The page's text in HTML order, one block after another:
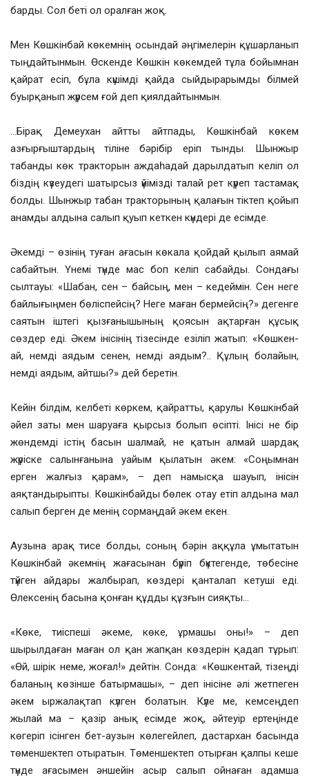
барды. Сол беті ол оралған жоқ.
Мен Көшкінбай көкемнің осындай әңгімелерін құшарланып
тыңдайтынмын. Өскенде Көшкін көкемдей тұла бойымнан
қайрат есіп, бұла күшімді қайда сыйдырарымды білмей
буырқанып жүрсем ғой деп қиялдайтынмын.
…Бірақ Демеухан айтты айтпады, Көшкінбай көкем
азғырғыштардың тіліне бәрібір еріп тынды. Шынжыр
табанды көк тракторын аждаһадай дарылдатып келіп ол
біздің күзеудегі шатырсыз үйімізді талай рет күреп тастамақ
болды. Шынжыр табан тракторының қалағын тіктеп қойып
анамды алдына салып қуып кеткен күндері де есімде.
Әкемді – өзінің туған ағасын көкала қойдай қылып аямай
сабайтын. Үнемі түнде мас боп келіп сабайды. Сондағы
сылтауы: «Шабан, сен – байсың, мен – кедеймін. Сен неге
байлығыңмен бөліспейсің? Неге маған бермейсің?» дегенге
саятын іштегі қызғанышының қоясын ақтарған құсық
сөздер еді. Әкем інісінің тізесінде езіліп жатып: «Көшкен-
ай, немді аядым сенен, немді аядым?.. Құлың болайын,
немді аядым, айтшы?» дей беретін.
Кейін білдім, келбеті көркем, қайратты, қарулы Көшкінбай
әйел заты мен шаруаға қырсыз болып өсіпті. Інісі не бір
жөндемді істің басын шалмай, не қатын алмай шардақ
жүріске салынғанына уайым қылатын әкем: «Соңымнан
ерген жалғыз қарам», – деп намысқа шауып, інісін
аяқтандырыпты. Көшкінбайды бөлек отау етіп алдына мал
салып берген де менің сормаңдай әкем екен.
Аузына арақ тисе болды, соның бәрін аққұла ұмытатын
Көшкінбай әкемнің жағасынан бүріп бүктегенде, төбесіне
түйген айдары жалбырап, көздері қанталап кетуші еді.
Өлексенің басына қонған құдды құзғын сияқты…
«Көке, тиіспеші әкеме, көке, ұрмашы оны!» – деп
шырылдаған маған ол қан жапқан көздерін қадап тұрып:
«Өй, шірік неме, жоғал!» дейтін. Сонда: «Көшкентай, тізеңді
баланың көзінше батырмашы», – деп інісіне әлі жетпеген
әкем ыржалақтап күлген болатын. Күле ме, кемсеңдеп
жылай ма – қазір анық есімде жоқ, әйтеуір ертеңінде
көгеріп ісінген бет-аузын көлегейлеп, дастархан басында
төменшектеп отыратын. Төменшектеп отырған қалпы кеше
түнде ағасымен әншейін асыр салып ойнаған адамша